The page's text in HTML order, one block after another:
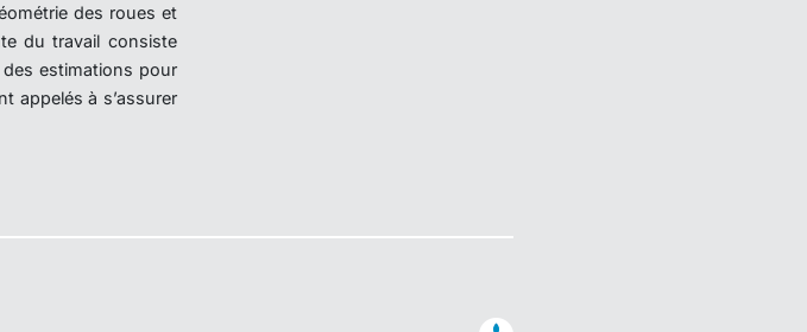
des roues et
du travail consiste
estimations pour
appelés à s’assurer